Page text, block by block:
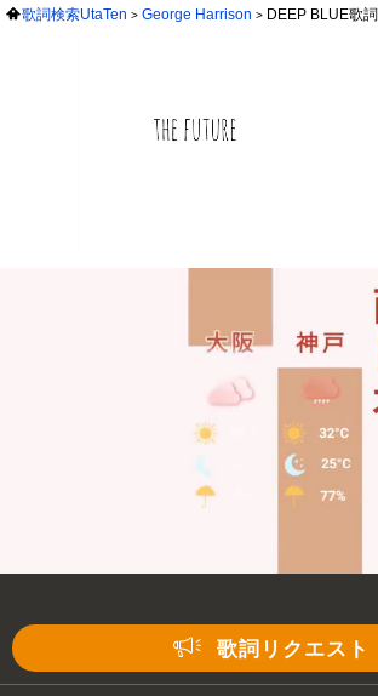
歌詞検索UtaTen George Harrison DEEP BLUE歌詞
歌詞リクエスト